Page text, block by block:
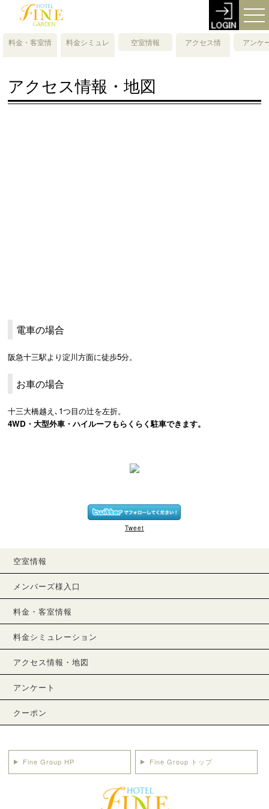
料金・客室情
料金シミュレ
空室情報
アクセス情
アンケ
アクセス情報・地図
電車の場合
阪急十三駅より淀川方面に徒歩5分。
お車の場合
十三大橋越え､1つ目の辻を左折。
4WD・大型外車・ハイルーフもらくらく駐車できます。
Tweet
空室情報
メンバーズ様入口
料金・客室情報
料金シミュレーション
アクセス情報・地図
アンケート
クーポン
Fine Group HP Fine Group トップ